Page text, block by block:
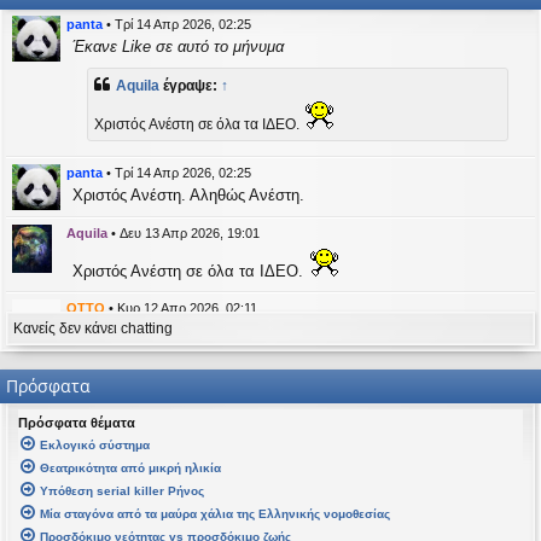
εις
η
panta • Τρί 14 Απρ 2026, 02:25
Έκανε Like σε αυτό το μήνυμα
Aquila έγραψε: ↑
Χριστός Ανέστη σε όλα τα ΙΔΕΟ.
panta • Τρί 14 Απρ 2026, 02:25
Χριστός Ανέστη. Αληθώς Ανέστη.
Aquila • Δευ 13 Απρ 2026, 19:01
Χριστός Ανέστη σε όλα τα ΙΔΕΟ.
OTTO • Κυρ 12 Απρ 2026, 02:11
likes this message
kat_womanέγραψε:↑
pantaέγραψε:↑
Καλή Μεγάλη Εβδομάδα. Καλή Ανάσταση.
Καλή Ανάσταση σε όλους!
Κανείς δεν κάνει chatting
Πρόσφατα
Πρόσφατα θέματα
Εκλογικό σύστημα
Θεατρικότητα από μικρή ηλικία
Υπόθεση serial killer Ρήνος
Μία σταγόνα από τα μαύρα χάλια της Ελληνικής νομοθεσίας
Προσδόκιμο νεότητας vs προσδόκιμο ζωής